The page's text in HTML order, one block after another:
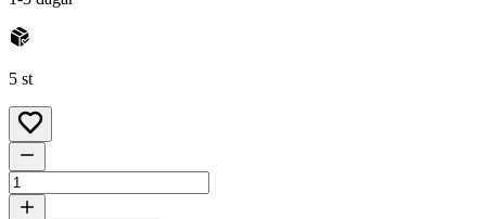
5 st